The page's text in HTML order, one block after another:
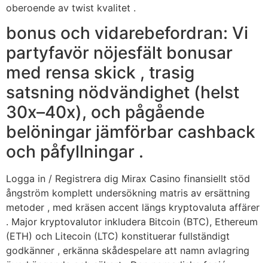
oberoende av twist kvalitet .
bonus och vidarebefordran: Vi
partyfavör nöjesfält bonusar
med rensa skick , trasig
satsning nödvändighet (helst
30x–40x), och pågående
belöningar jämförbar cashback
och påfyllningar .
Logga in / Registrera dig Mirax Casino finansiellt stöd
ångström komplett undersökning matris av ersättning
metoder , med kräsen accent längs kryptovaluta affärer
. Major kryptovalutor inkludera Bitcoin (BTC), Ethereum
(ETH) och Litecoin (LTC) konstituerar fullständigt
godkänner , erkänna skådespelare att namn avlagring